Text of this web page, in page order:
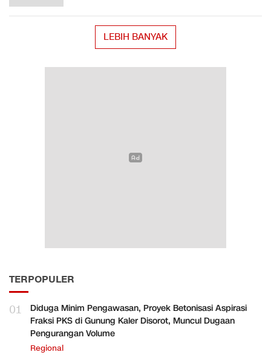
LEBIH BANYAK
TERPOPULER
01
Diduga Minim Pengawasan, Proyek Betonisasi Aspirasi
Fraksi PKS di Gunung Kaler Disorot, Muncul Dugaan
Pengurangan Volume
Regional